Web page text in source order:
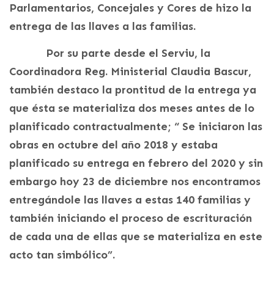
Parlamentarios, Concejales y Cores de hizo la
entrega de las llaves a las familias.
Por su parte desde el Serviu, la
Coordinadora Reg. Ministerial Claudia Bascur,
también destaco la prontitud de la entrega ya
que ésta se materializa dos meses antes de lo
planificado contractualmente; “ Se iniciaron las
obras en octubre del año 2018 y estaba
planificado su entrega en febrero del 2020 y sin
embargo hoy 23 de diciembre nos encontramos
entregándole las llaves a estas 140 familias y
también iniciando el proceso de escrituración
de cada una de ellas que se materializa en este
acto tan simbólico”.